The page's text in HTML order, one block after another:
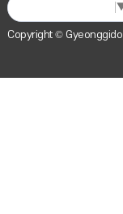
Copyright ©